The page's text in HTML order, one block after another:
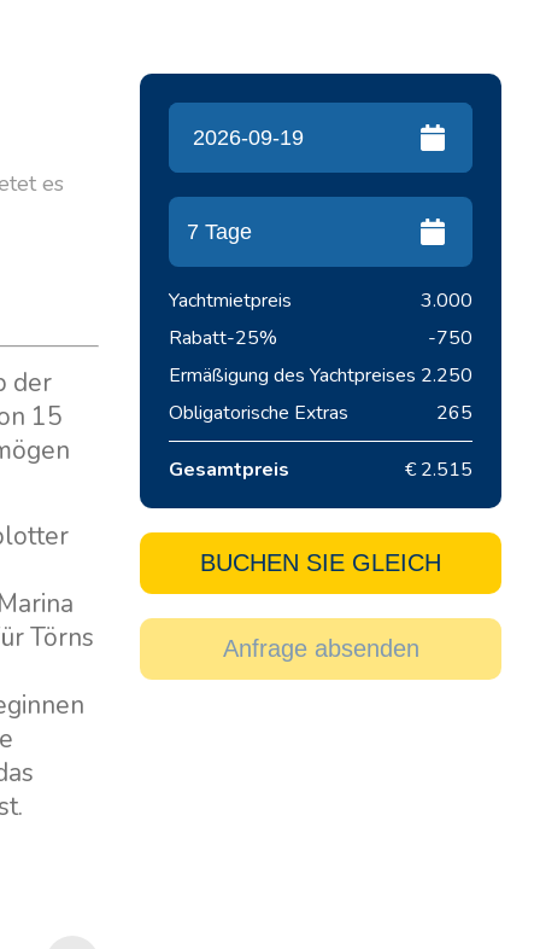
es
der
15
Törns
Yachtmietpreis
3.000
Rabatt-25%
-750
Ermäßigung des Yachtpreises 2.250
Obligatorische Extras
265
Gesamtpreis € 2.515
BUCHEN SIE GLEICH
Anfrage absenden